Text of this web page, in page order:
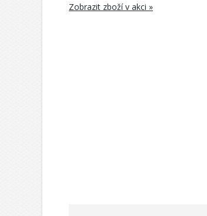
Zobrazit zboží v akci »